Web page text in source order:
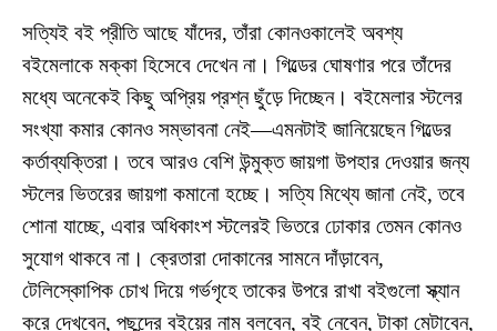
সত্যিই বই প্রীতি আছে যাঁদের, তাঁরা কোনওকালেই অবশ্য
বইমেলাকে মক্কা হিসেবে দেখেন না। গিল্ডের ঘোষণার পরে তাঁদের
মধ্যে অনেকেই কিছু অপ্রিয় প্রশ্ন ছুঁড়ে দিচ্ছেন। বইমেলার স্টলের
সংখ্যা কমার কোনও সম্ভাবনা নেই—এমনটাই জানিয়েছেন গিল্ডের
কর্তাব্যক্তিরা। তবে আরও বেশি উন্মুক্ত জায়গা উপহার দেওয়ার জন্য
স্টলের ভিতরের জায়গা কমানো হচ্ছে। সত্যি মিথ্যে জানা নেই, তবে
শোনা যাচ্ছে, এবার অধিকাংশ স্টলেরই ভিতরে ঢোকার তেমন কোনও
সুযোগ থাকবে না। ক্রেতারা দোকানের সামনে দাঁড়াবেন,
টেলিস্কোপিক চোখ দিয়ে গর্ভগৃহে তাকের উপরে রাখা বইগুলো স্ক্যান
করে দেখবেন, পছন্দের বইয়ের নাম বলবেন, বই নেবেন, টাকা মেটাবেন,